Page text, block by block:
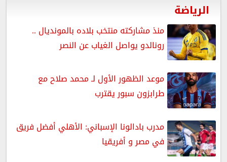
الرياضة
منذ مشاركته منتخب بلاده بالمونديال ..
رونالدو يواصل الغياب عن النصر
موعد الظهور الأول لـ محمد صلاح مع
طرابزون سبور يقترب
مدرب بادالونا الإسباني: الأهلي أفضل فريق
في مصر و أفريقيا